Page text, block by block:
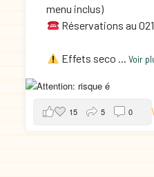
menu inclus)
Réservations au
Effets seco ... Voir
15 5 0